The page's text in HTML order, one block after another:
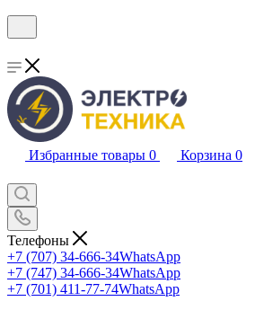
Избранные товары 0 Корзина 0
Телефоны
+7 (707) 34-666-34WhatsApp
+7 (747) 34-666-34WhatsApp
+7 (701) 411-77-74WhatsApp